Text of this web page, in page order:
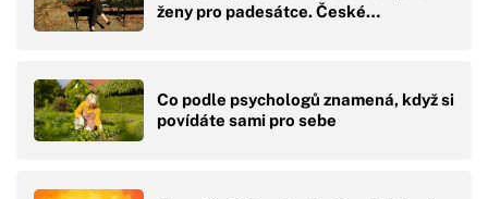
ženy pro padesátce. České…
Co podle psychologů znamená, když si
povídáte sami pro sebe